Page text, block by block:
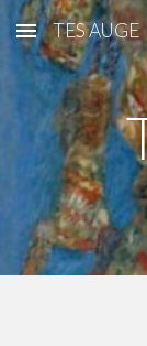
Skip to main
TES AUGE